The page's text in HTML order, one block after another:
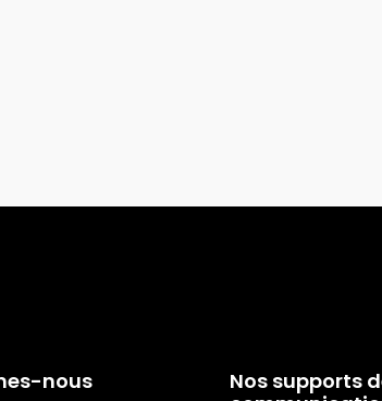
nous
Nos supports